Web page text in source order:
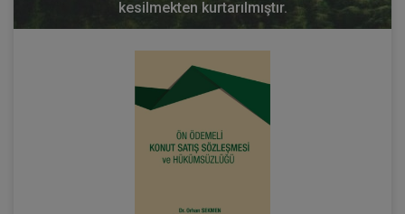
kesilmekten kurtarılmıştır.